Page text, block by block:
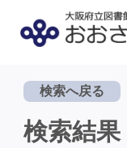
検索へ戻る
検索結果